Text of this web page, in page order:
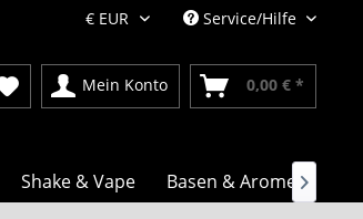
Service/Hilfe
Mein Konto 0,00 € *
Shake & Vape Basen & Aromen
